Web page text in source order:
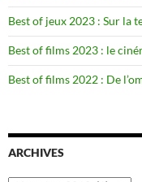
Best of jeux 2023 : Sur la
Best of films 2023 : le
Best of films 2022 : De
ARCHIVES